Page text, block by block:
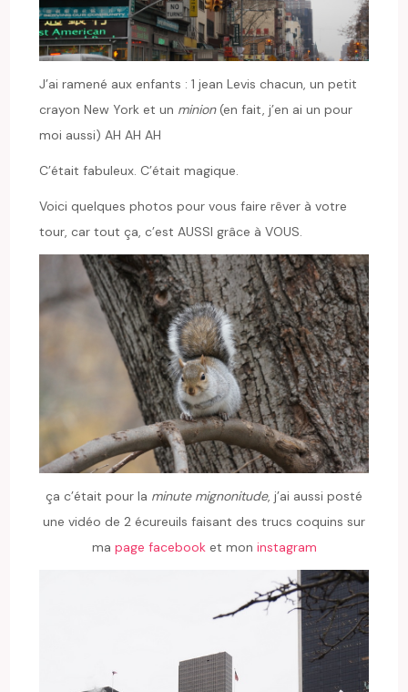
J’ai ramené aux enfants : 1 jean Levis chacun, un petit
crayon New York et un minion(en fait, j’en ai un pour
moi aussi) AH AH AH
C’était fabuleux. C’était magique.
Voici quelques photos pour vous faire rêver à votre
tour, car tout ça, c’est AUSSI grâce à VOUS.
ça c’était pour la minute mignonitude, j’ai aussi posté
une vidéo de 2 écureuils faisant des trucs coquins sur
ma page facebooket mon instagram